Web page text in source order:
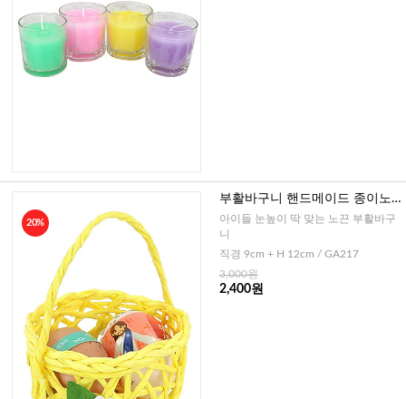
20%
부활바구니 핸드메이드 종이노
끈 꽃장식(옐로우)
아이들 눈높이 딱 맞는 노끈 부활바구
니
직경 9cm + H 12cm / GA217
3,000원
2,400원